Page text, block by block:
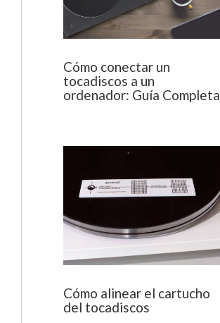
Cómo conectar un
tocadiscos a un
ordenador: Guía Completa
Cómo alinear el cartucho
del tocadiscos